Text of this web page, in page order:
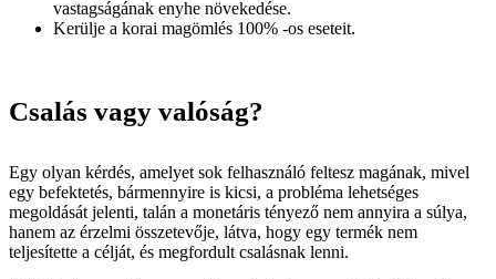
vastagságának enyhe növekedése.
Kerülje a korai magömlés 100% -os eseteit.
Csalás vagy valóság?
Egy olyan kérdés, amelyet sok felhasználó feltesz magának, mivel
egy befektetés, bármennyire is kicsi, a probléma lehetséges
megoldását jelenti, talán a monetáris tényező nem annyira a súlya,
hanem az érzelmi összetevője, látva, hogy egy termék nem
teljesítette a célját, és megfordult csalásnak lenni.